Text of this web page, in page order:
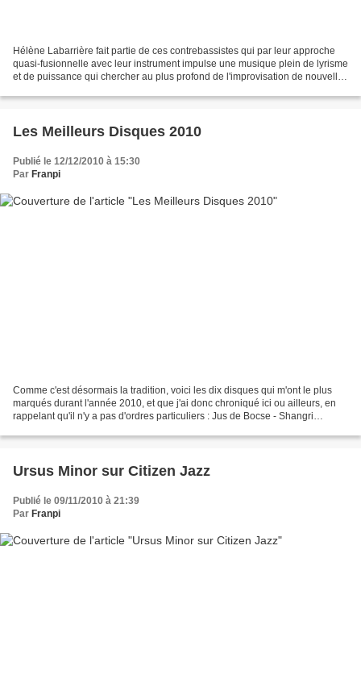
Hélène Labarrière fait partie de ces contrebassistes qui par leur approche
quasi-fusionnelle avec leur instrument impulse une musique plein de lyrisme
et de puissance qui chercher au plus profond de l'improvisation de nouvelles
Les Meilleurs Disques 2010
Publié le 12/12/2010 à 15:30
Par Franpi
Comme c'est désormais la tradition, voici les dix disques qui m'ont le plus
marqués durant l'année 2010, et que j'ai donc chroniqué ici ou ailleurs, en
rappelant qu'il n'y a pas d'ordres particuliers : Jus de Bocse - Shangri
Ursus Minor sur Citizen Jazz
Publié le 09/11/2010 à 21:39
Par Franpi